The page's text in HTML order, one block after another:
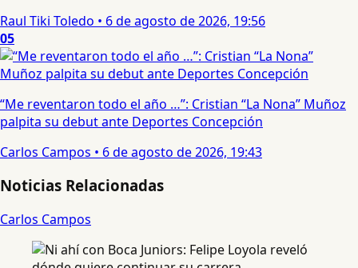
Raul Tiki Toledo • 6 de agosto de 2026, 19:56
05
“Me reventaron todo el año …”: Cristian “La Nona” Muñoz
palpita su debut ante Deportes Concepción
Carlos Campos • 6 de agosto de 2026, 19:43
Noticias Relacionadas
Carlos Campos